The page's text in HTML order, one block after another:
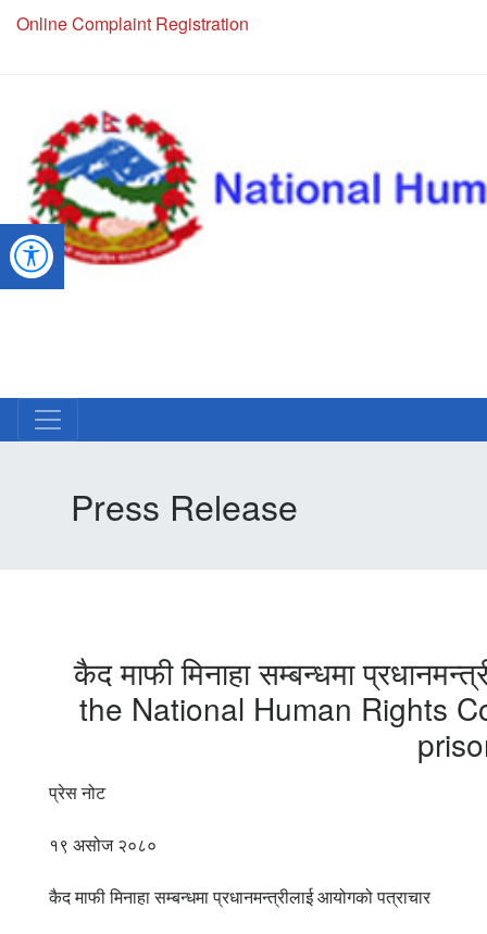
Online Complaint Registration
Press Release
कैद माफी मिनाहा सम्बन्धमा
the National Human Rights
प्रेस नोट
१९ असोज २०८०
कैद माफी मिनाहा सम्बन्धमा प्रधानमन्त्रीलाई आयोगको पत्राचार